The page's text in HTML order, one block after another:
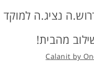
נציג.ה
מהבית!
Calanit by